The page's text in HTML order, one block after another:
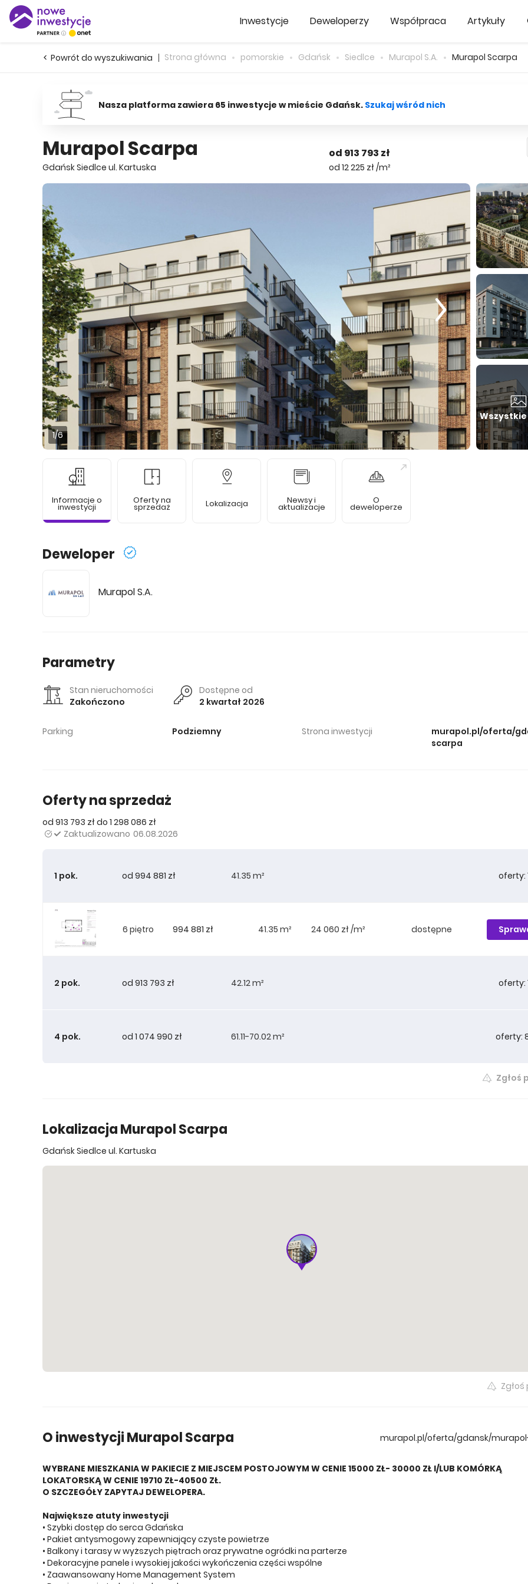
Inwestycje Deweloperzy Współpraca Artykuły
Powrót do wyszukiwania Strona główna pomorskie Gdańsk Siedlce Murapol S.A. Murapol Scarpa
Nasza platforma zawiera 65 inwestycje w mieście Gdańsk. Szukaj wśród nich
Murapol Scarpa
Gdańsk Siedlce ul. Kartuska
od 913 793 zł
od 12 225 zł /m²
1/6
Informacje o
inwestycji
Oferty na
sprzedaż Lokalizacja Newsy i
aktualizacje
O
deweloperze
Deweloper
Murapol S.A.
Parametry
Stan nieruchomości
Zakończono
Dostępne od
2 kwartał 2026
Parking Podziemny Strona inwestycji
murapol.pl/oferta/
scarpa
Oferty na sprzedaż
od 913 793 zł do 1 298 086 zł
Zaktualizowano 06.08.2026
1 pok. od 994 881 zł 41.35 m² oferty:
6 piętro 994 881 zł 41.35 m² 24 060 zł /m² dostępne
2 pok. od 913 793 zł 42.12 m² oferty:
4 pok. od 1 074 990 zł 61.11-70.02 m² oferty:
Zgłoś
Lokalizacja Murapol Scarpa
Gdańsk Siedlce ul. Kartuska
O inwestycji Murapol Scarpa murapol.pl/oferta/gdansk/
WYBRANE MIESZKANIA W PAKIECIE Z MIEJSCEM POSTOJOWYM W CENIE 15000 ZŁ- 30000 ZŁ I/LUB KOMÓRKĄ
LOKATORSKĄ W CENIE 19710 ZŁ-40500 ZŁ.
O SZCZEGÓŁY ZAPYTAJ DEWELOPERA.
Największe atuty inwestycji
• Szybki dostęp do serca Gdańska
• Pakiet antysmogowy zapewniający czyste powietrze
• Balkony i tarasy w wyższych piętrach oraz prywatne ogródki na parterze
• Dekoracyjne panele i wysokiej jakości wykończenia części wspólne
• Zaawansowany Home Management System